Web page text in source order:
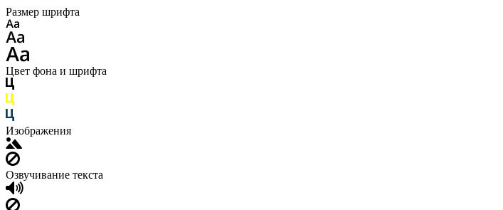
Размер шрифта
Цвет фона и шрифта
Изображения
Озвучивание текста